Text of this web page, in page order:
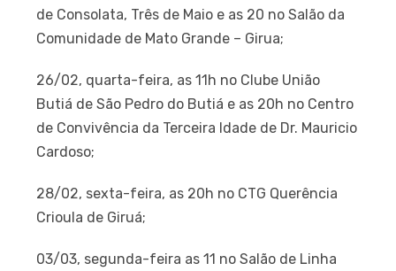
de Consolata, Três de Maio e as 20 no Salão da
Comunidade de Mato Grande – Girua;
26/02, quarta-feira, as 11h no Clube União
Butiá de São Pedro do Butiá e as 20h no Centro
de Convivência da Terceira Idade de Dr. Mauricio
Cardoso;
28/02, sexta-feira, as 20h no CTG Querência
Crioula de Giruá;
03/03, segunda-feira as 11 no Salão de Linha